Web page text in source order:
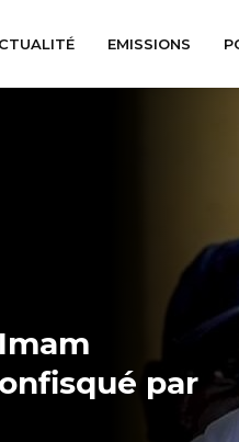
EMISSIONS
par